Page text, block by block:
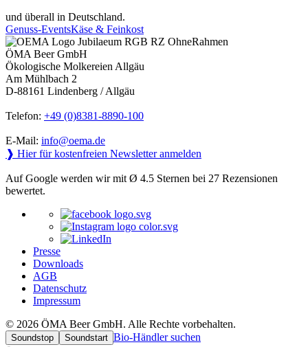
und überall in Deutschland.
Genuss-EventsKäse & Feinkost
ÖMA Beer GmbH
Ökologische Molkereien Allgäu
Am Mühlbach 2
D-88161 Lindenberg / Allgäu
Telefon: +49 (0)8381-8890-100
E-Mail: info@oema.de
❱ Hier für kostenfreien Newsletter anmelden
Auf Google werden wir mit Ø 4.5 Sternen bei 27 Rezensionen
bewertet.
Presse
Downloads
AGB
Datenschutz
Impressum
© 2026 ÖMA Beer GmbH. Alle Rechte vorbehalten.
Soundstop Soundstart Bio-Händler suchen